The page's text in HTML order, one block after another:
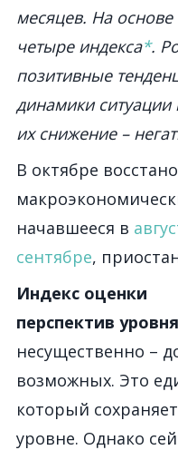
месяцев. На основе
четыре индекса*.
позитивные
динамики
их снижение –
В октябре
начавшееся в
сентябре,
Индекс оценки
перспектив
несущественно –
возможных. Это
который
уровне. Однако